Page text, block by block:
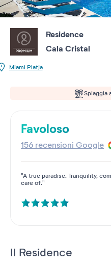
Residence
Cala Cristal
Miami Platja
Spiaggia
Favoloso
156 recensioni Google
"A true paradise. Tranquility,
care of."
Il Residence